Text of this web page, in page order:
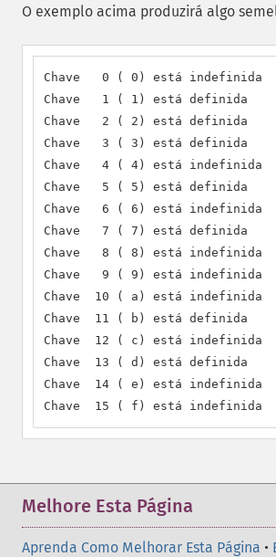
O exemplo acima produzirá algo
Chave   0 ( 0) está indefinida
Chave   1 ( 1) está definida
Chave   2 ( 2) está definida
Chave   3 ( 3) está definida
Chave   4 ( 4) está indefinida
Chave   5 ( 5) está definida
Chave   6 ( 6) está indefinida
Chave   7 ( 7) está definida
Chave   8 ( 8) está indefinida
Chave   9 ( 9) está indefinida
Chave  10 ( a) está indefinida
Chave  11 ( b) está definida
Chave  12 ( c) está indefinida
Chave  13 ( d) está definida
Chave  14 ( e) está indefinida
Chave  15 ( f) está indefinida
Melhore Esta Página
Aprenda Como Melhorar Esta Página •